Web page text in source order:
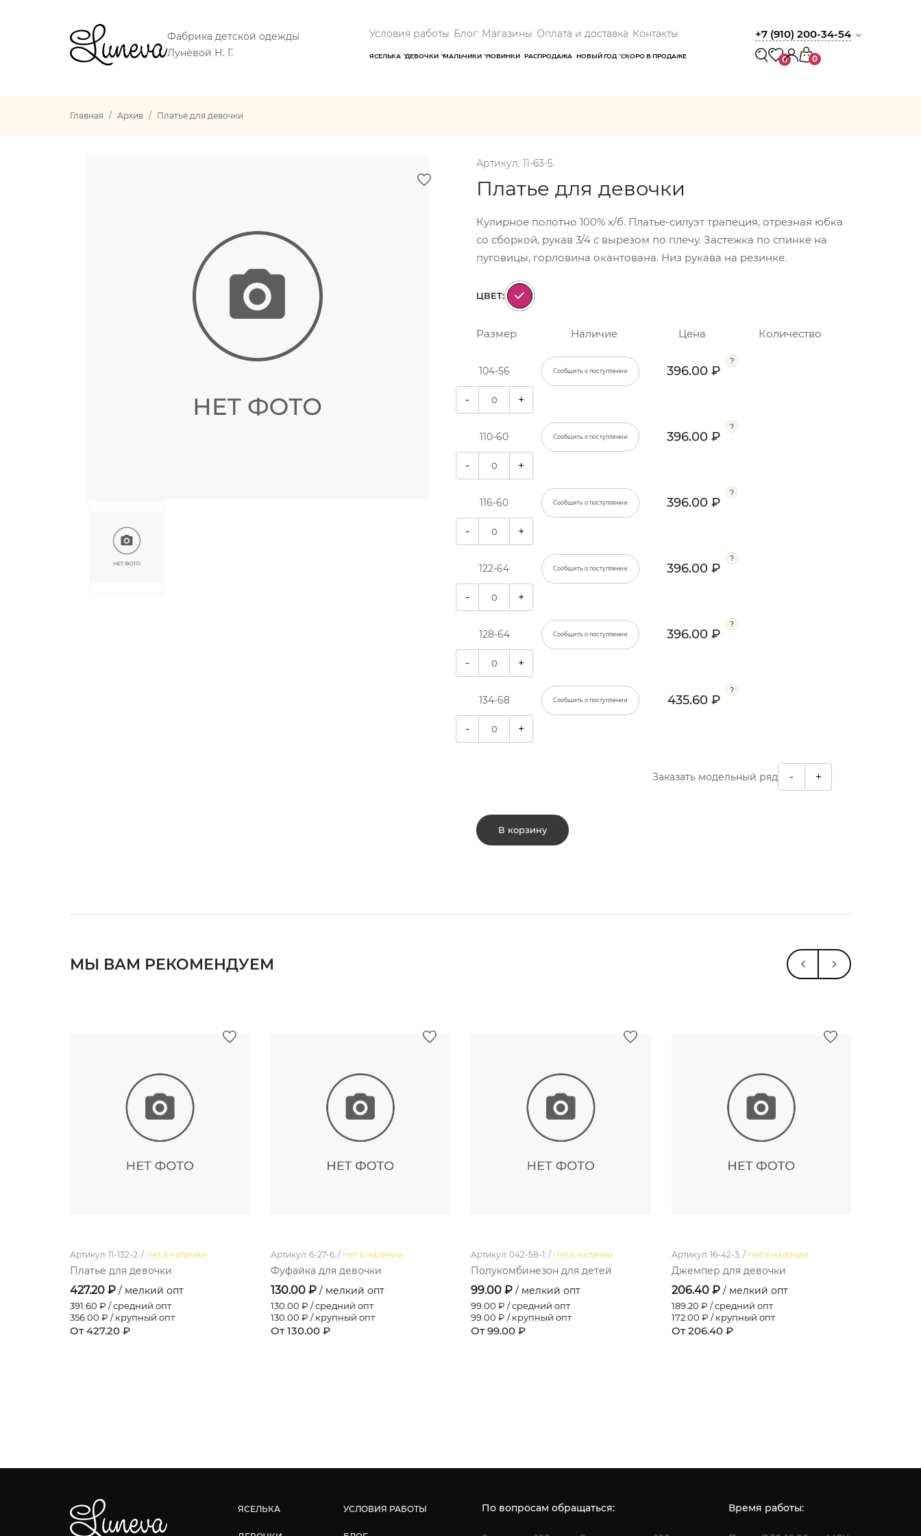
Фабрика детской одежды
Лунёвой Н. Г.
Условия работы Блог Магазины Оплата и доставка Контакты
ЯСЕЛЬКА ДЕВОЧКИ МАЛЬЧИКИ НОВИНКИ РАСПРОДАЖА НОВЫЙ ГОД СКОРО В ПРОДАЖЕ
+7 (910) 200-34-54
0 0
Главная Архив Платье для девочки
Артикул: 11-63-5.
Платье для девочки
Кулирное полотно 100% х/б. Платье-силуэт трапеция, отрезная юбка
со сборкой, рукав 3/4 с вырезом по плечу. Застежка по спинке на
пуговицы, горловина окантована. Низ рукава на резинке.
ЦВЕТ:
Размер Наличие Цена Количество
104-56 Сообщить о поступлении 396.00 ₽
- +
110-60 Сообщить о поступлении 396.00 ₽
- +
116-60 Сообщить о поступлении 396.00 ₽
- +
122-64 Сообщить о поступлении 396.00 ₽
- +
128-64 Сообщить о поступлении 396.00 ₽
- +
134-68 Сообщить о поступлении 435.60 ₽
- +
Заказать модельный ряд - +
В корзину
МЫ ВАМ РЕКОМЕНДУЕМ
Артикул: 11-132-2. / Нет в наличии
Платье для девочки
427.20 ₽ / мелкий опт
391.60 ₽ / средний опт
356.00 ₽ / крупный опт
От 427.20 ₽
Артикул: 6-27-6. / Нет в наличии
Фуфайка для девочки
130.00 ₽ / мелкий опт
130.00 ₽ / средний опт
130.00 ₽ / крупный опт
От 130.00 ₽
Артикул: 042-58-1. / Нет в наличии
Полукомбинезон для детей
99.00 ₽ / мелкий опт
99.00 ₽ / средний опт
99.00 ₽ / крупный опт
От 99.00 ₽
Артикул: 16-42-3. / Нет в наличии
Джемпер для девочки
206.40 ₽ / мелкий опт
189.20 ₽ / средний опт
172.00 ₽ / крупный опт
От 206.40 ₽
ЯСЕЛЬКА УСЛОВИЯ РАБОТЫ По вопросам обращаться: Время работы: